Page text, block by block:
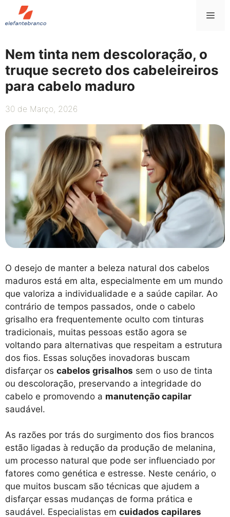
Saltar
para
Nem tinta nem descoloração, o
truque secreto dos cabeleireiros
para cabelo maduro
30 de Março, 2026
O desejo de manter a beleza natural dos cabelos
maduros está em alta, especialmente em um mundo
que valoriza a individualidade e a saúde capilar. Ao
contrário de tempos passados, onde o cabelo
grisalho era frequentemente oculto com tinturas
tradicionais, muitas pessoas estão agora se
voltando para alternativas que respeitam a estrutura
dos fios. Essas soluções inovadoras buscam
disfarçar os cabelos grisalhos sem o uso de tinta
ou descoloração, preservando a integridade do
cabelo e promovendo a manutenção capilar
saudável.
As razões por trás do surgimento dos fios brancos
estão ligadas à redução da produção de melanina,
um processo natural que pode ser influenciado por
fatores como genética e estresse. Neste cenário, o
que muitos buscam são técnicas que ajudem a
disfarçar essas mudanças de forma prática e
saudável. Especialistas em cuidados capilares